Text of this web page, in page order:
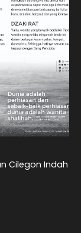
Cilegon Indah